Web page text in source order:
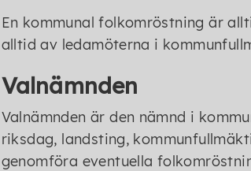
En kommunal folkomröstning är
alltid av ledamöterna i
Valnämnden
Valnämnden är den nämnd i
riksdag, landsting,
genomföra eventuella